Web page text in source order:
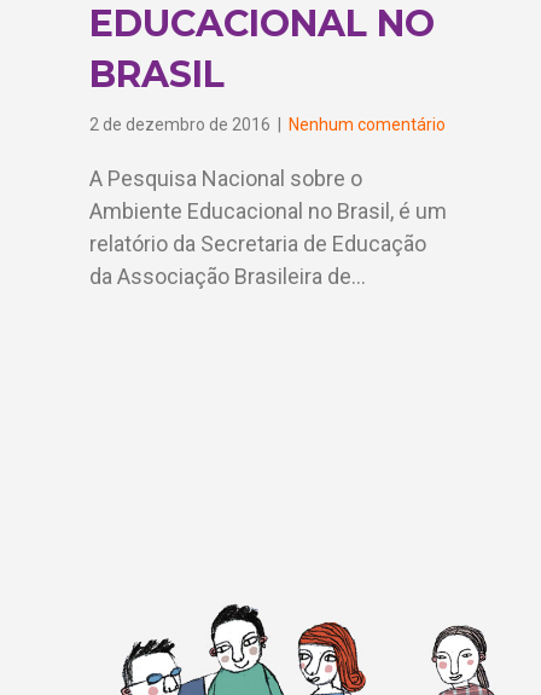
EDUCACIONAL NO
BRASIL
2 de dezembro de 2016 Nenhum comentário
A Pesquisa Nacional sobre o
Ambiente Educacional no Brasil, é um
relatório da Secretaria de Educação
da Associação Brasileira de…